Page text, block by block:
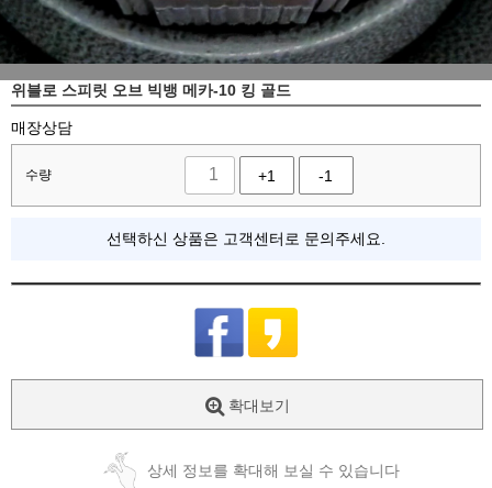
위블로 스피릿 오브 빅뱅 메카-10 킹 골드
매장상담
수량 +1 -1
선택하신 상품은 고객센터로 문의주세요.
확대보기
상세 정보를 확대해 보실 수 있습니다